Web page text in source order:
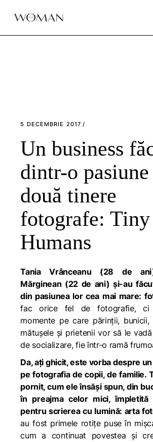
5 DECEMBRIE 2017
Un business
dintr-o pasiune
două tinere
fotografe: Tiny
Humans
Tania Vrânceanu (28 de
Mărginean (22 de ani) și-au
din pasiunea lor cea mai mare:
fac orice fel de fotografie, ci
momente pe care părinții, bunicii,
mătușele și prietenii vor să le
de socializare, fie într-o ramă
Da, ați ghicit, este vorba despre
pe fotografia de copii, de familie.
pornit, cum ele însăși spun, din
în preajma celor mici, împletită
pentru scrierea cu lumină: arta
au fost primele rotițe puse în
cum a continuat povestea și